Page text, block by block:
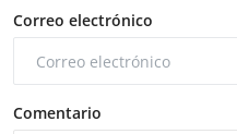
Correo electrónico
Comentario